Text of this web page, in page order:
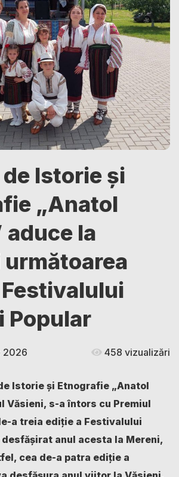
Istorie și
„Anatol
aduce la
Popular
2026 458 vizualizări
Istorie și Etnografie „Anatol
Văsieni, s-a întors cu Premiul
a treia ediție a Festivalului
anul acesta la Mereni,
cea de-a patra ediție a